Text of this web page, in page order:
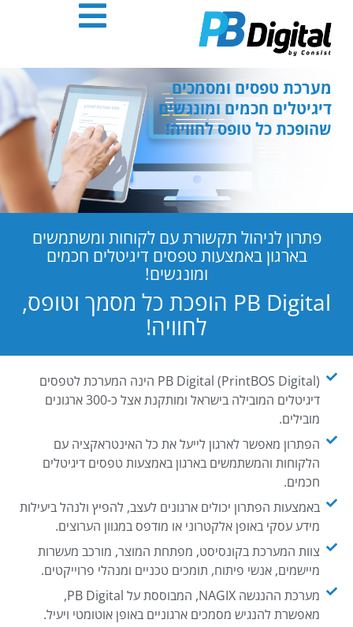
אנטר
מערכת טפסים ומסמכים
דיגיטלים חכמים ומונגשים
שהופכת כל טופס לחוויה!
פתרון לניהול תקשורת עם לקוחות ומשתמשים
בארגון באמצעות טפסים דיגיטלים חכמים
ומונגשים!
PB Digital הופכת כל מסמך וטופס,
לחוויה!
PB Digital (PrintBOS Digital) הינה המערכת לטפסים
דיגיטלים המובילה בישראל ומותקנת אצל כ-300 ארגונים
מובילים.
הפתרון מאפשר לארגון לייעל את כל האינטראקציה עם
הלקוחות והמשתמשים בארגון באמצעות טפסים דיגיטלים
חכמים.
באמצעות הפתרון יכולים ארגונים לעצב, להפיץ ולנהל ביעילות
מידע עסקי באופן אלקטרוני או מודפס במגוון הערוצים.
צוות המערכת בקונסיסט, מפתחת המוצר, מורכב מעשרות
מיישמים, אנשי פיתוח, תומכים טכניים ומנהלי פרוייקטים.
מערכת ההנגשה NAGIX, המבוססת על PB Digital,
מאפשרת להנגיש מסמכים ארגוניים באופן אוטומטי ויעיל.